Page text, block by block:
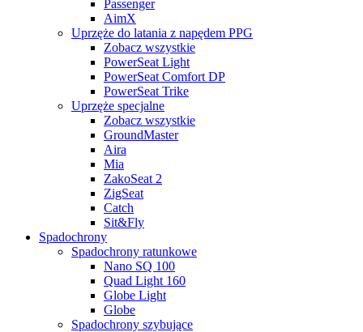
Passenger
AimX
Uprzęże do latania z napędem PPG
Zobacz wszystkie
PowerSeat Light
PowerSeat Comfort DP
PowerSeat Trike
Uprzęże specjalne
Zobacz wszystkie
GroundMaster
Aira
Mia
ZakoSeat 2
ZigSeat
Catch
Sit&Fly
Spadochrony
Spadochrony ratunkowe
Nano SQ 100
Quad Light 160
Globe Light
Globe
Spadochrony szybujące